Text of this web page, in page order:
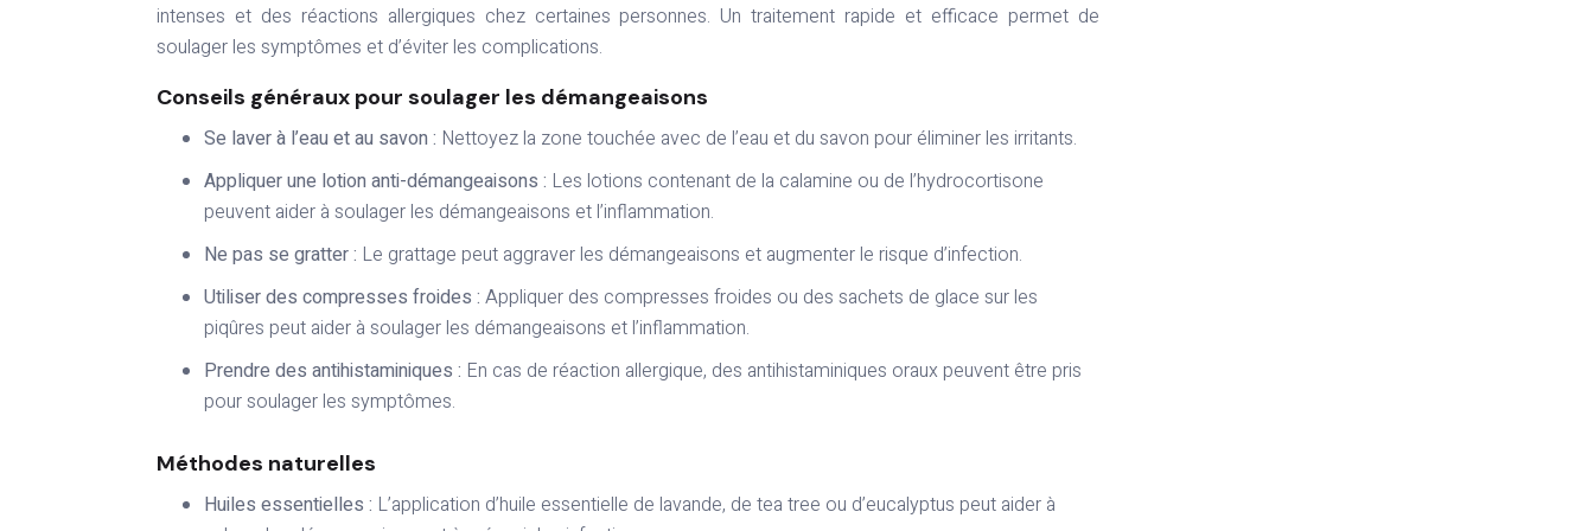
intenses et des réactions allergiques chez certaines personnes. Un traitement rapide et efficace permet de
soulager les symptômes et d’éviter les complications.
Conseils généraux pour soulager les démangeaisons
Se laver à l’eau et au savon : Nettoyez la zone touchée avec de l’eau et du savon pour éliminer les irritants.
Appliquer une lotion anti-démangeaisons : Les lotions contenant de la calamine ou de l’hydrocortisone
peuvent aider à soulager les démangeaisons et l’inflammation.
Ne pas se gratter : Le grattage peut aggraver les démangeaisons et augmenter le risque d’infection.
Utiliser des compresses froides : Appliquer des compresses froides ou des sachets de glace sur les
piqûres peut aider à soulager les démangeaisons et l’inflammation.
Prendre des antihistaminiques : En cas de réaction allergique, des antihistaminiques oraux peuvent être pris
pour soulager les symptômes.
Méthodes naturelles
Huiles essentielles : L’application d’huile essentielle de lavande, de tea tree ou d’eucalyptus peut aider à